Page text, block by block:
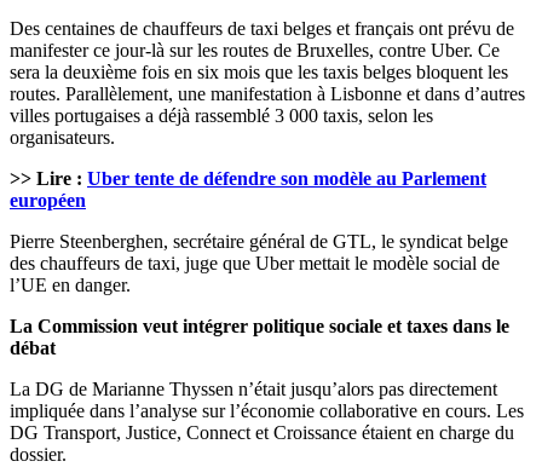
Des centaines de chauffeurs de taxi belges et français ont prévu de
manifester ce jour-là sur les routes de Bruxelles, contre Uber. Ce
sera la deuxième fois en six mois que les taxis belges bloquent les
routes. Parallèlement, une manifestation à Lisbonne et dans d’autres
villes portugaises a déjà rassemblé 3 000 taxis, selon les
organisateurs.
>> Lire : Uber tente de défendre son modèle au Parlement
européen
Pierre Steenberghen, secrétaire général de GTL, le syndicat belge
des chauffeurs de taxi, juge que Uber mettait le modèle social de
l’UE en danger.
La Commission veut intégrer politique sociale et taxes dans le
débat
La DG de Marianne Thyssen n’était jusqu’alors pas directement
impliquée dans l’analyse sur l’économie collaborative en cours. Les
DG Transport, Justice, Connect et Croissance étaient en charge du
dossier.